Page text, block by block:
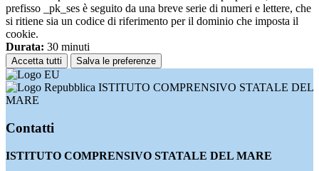
prefisso _pk_ses è seguito da una breve serie di numeri e lettere, che
si ritiene sia un codice di riferimento per il dominio che imposta il
cookie.
Durata: 30 minuti
Accetta tutti Salva le preferenze
ISTITUTO COMPRENSIVO STATALE DEL
MARE
Contatti
ISTITUTO COMPRENSIVO STATALE DEL MARE